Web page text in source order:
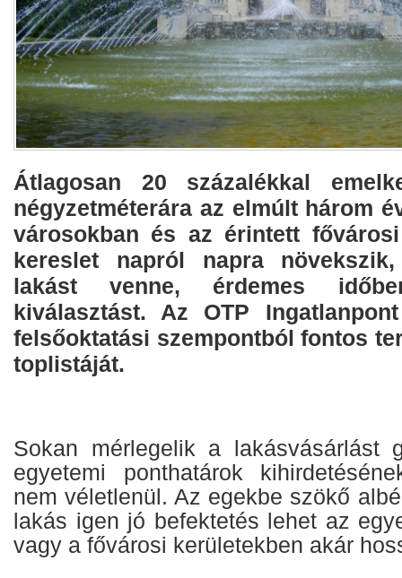
Átlagosan 20 százalékkal
négyzetméterára az elmúlt három
városokban és az érintett
kereslet napról napra
lakást venne, érdemes
kiválasztást. Az OTP
felsőoktatási szempontból fontos
toplistáját.
Sokan mérlegelik a lakásvásárlást
egyetemi ponthatárok
nem véletlenül. Az egekbe szökő
lakás igen jó befektetés lehet az
vagy a fővárosi kerületekben akár